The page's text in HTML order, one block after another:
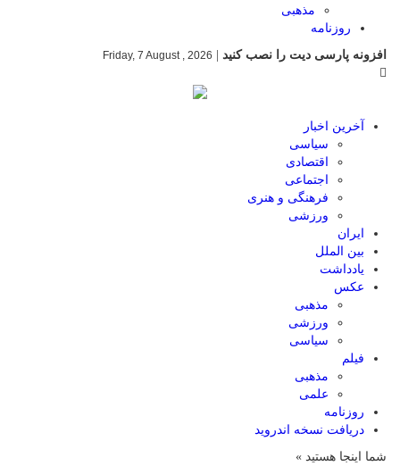
مذهبی
روزنامه
افزونه پارسی دیت را نصب کنید
Friday, 7 August , 2026
آخرین اخبار
سیاسی
اقتصادی
اجتماعی
فرهنگی و هنری
ورزشی
ایران
بین الملل
یادداشت
عکس
مذهبی
ورزشی
سیاسی
فیلم
مذهبی
علمی
روزنامه
دریافت نسخه اندروید
شما اینجا هستید »